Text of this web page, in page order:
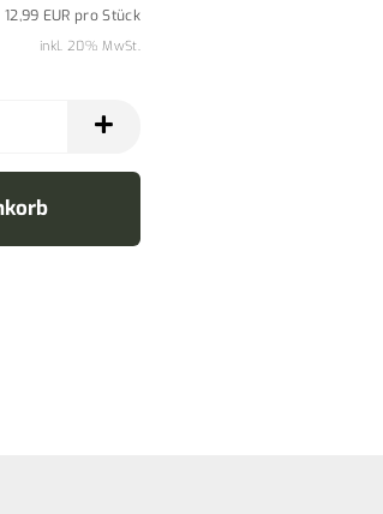
12,99 EUR pro Stück
inkl. 20% MwSt.